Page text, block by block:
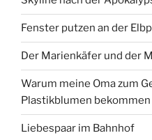
Fenster putzen an der
Der Marienkäfer und der
Warum meine Oma zum
Plastikblumen
Liebespaar im Bahnhof